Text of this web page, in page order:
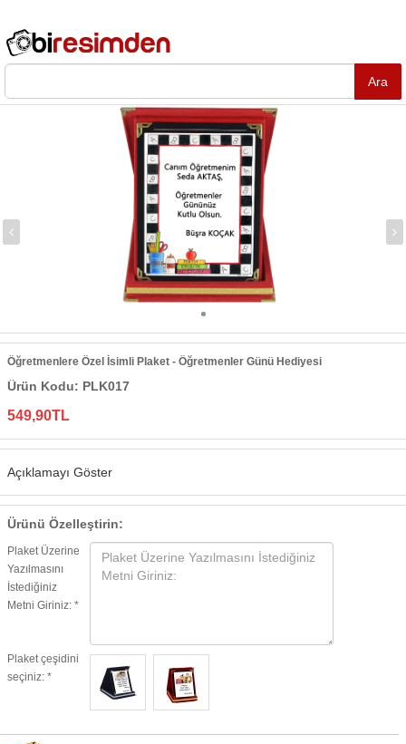
Öğretmenlere Özel İsimli Plaket - Öğretmenler Günü Hediyesi
Ürün Kodu: PLK017
549,90TL
Açıklamayı Göster
Ürünü Özelleştirin:
Plaket Üzerine
Yazılmasını
İstediğiniz
Metni Giriniz: *
Plaket çeşidini
seçiniz: *